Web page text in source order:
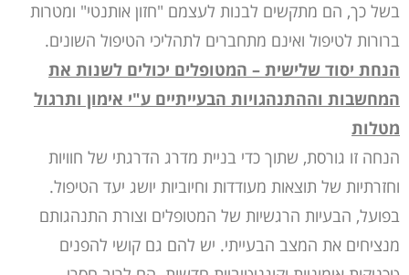
בשל כך, הם מתקשים לבנות לעצמם "חזון אותנטי" ומטרות
ברורות לטיפול ואינם מתחברים לתהליכי הטיפול השונים.
הנחת יסוד שלישית – המטופלים יכולים לשנות את
המחשבות וההתנהגויות הבעייתיים ע"י אימון ותרגול
מטלות
הנחה זו גורסת, שתוך כדי בניית מדרג הדרגתי של חוויות
וחזרתיות של תוצאות מעודדות וחיוביות יושג יעד הטיפול.
בפועל, הבעיות הרגשיות של המטופלים וצורת התנהגותם
מנציחים את המצב הבעייתי. יש להם גם קושי להפנים